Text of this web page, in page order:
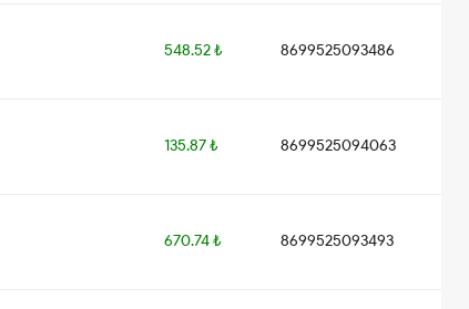
548.52 ₺ 8699525093486
135.87 ₺ 8699525094063
670.74 ₺ 8699525093493